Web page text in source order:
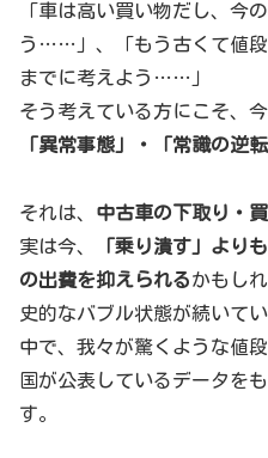
「車は高い買い物だし、今
う……」、「もう古くて値
までに考えよう……」
そう考えている方にこそ、
「異常事態」・「常識の逆転
それは、 中古車の下取り・
実は今、
「乗り潰す」より
の出費を抑えられるかもし
史的なバブル状態が続いて
中で、我々が驚くような値
国が公表しているデータを
す。